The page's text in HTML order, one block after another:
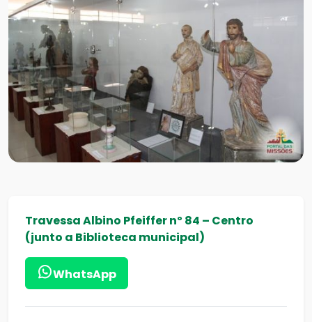
Travessa Albino Pfeiffer nº 84 – Centro
(junto a Biblioteca municipal)
WhatsApp